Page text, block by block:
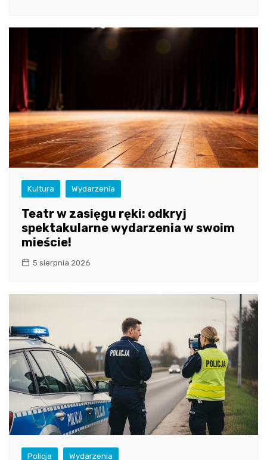
Kultura Wydarzenia
Teatr w zasięgu ręki: odkryj
spektakularne wydarzenia w swoim
mieście!
5 sierpnia 2026
Policja Wydarzenia